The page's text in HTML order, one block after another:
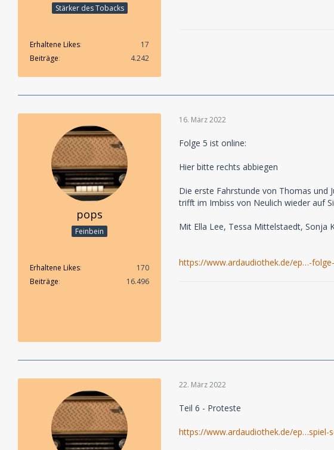
Stärker des Tobacks
Erhaltene Likes
17
Beiträge
4.242
pops
Feinbein
Erhaltene Likes
170
Beiträge
16.496
16. März 2022
Folge 5 ist online:
Hier bitte rechts abbiegen
Die erste Fahrstunde von Thomas und
trifft im Imbiss von Neulich wieder auf
Mit Ella Lee, Tessa Mittelstaedt, Sonja
https://www.ardaudiothek.de/ep…-
22. März 2022
Teil 6 - Proteste
https://www.ardaudiothek.de/ep…spiel-